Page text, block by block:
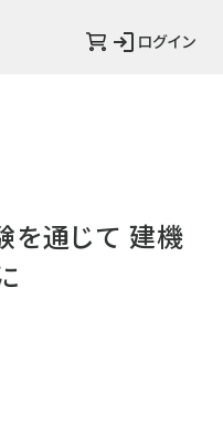
ログイン
を通じて 建機